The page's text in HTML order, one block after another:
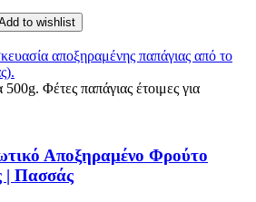
to wishlist
Αποξηραμένο Φρούτο
| Πασσάς